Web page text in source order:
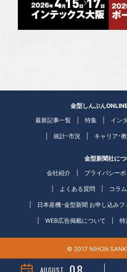
AUGUST
金型しんぶん
最新記事一覧
特集 イン
統計・市況 キャリア・
金型新聞社につ
会社紹介
プライバシー
よくある質問 コラム
日本産機・金型新聞 お申し込みフ
WEB広告掲載について 特
© 2017 NIHON